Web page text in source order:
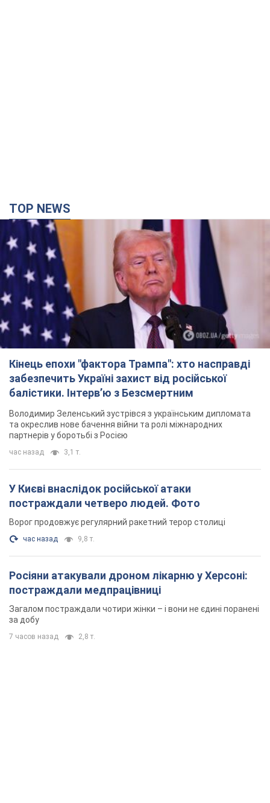
TOP NEWS
Кінець епохи "фактора Трампа": хто насправді
забезпечить Україні захист від російської
балістики. Інтерв’ю з Безсмертним
Володимир Зеленський зустрівся з українським дипломата
та окреслив нове бачення війни та ролі міжнародних
партнерів у боротьбі з Росією
час назад 3,1 т.
У Києві внаслідок російської атаки
постраждали четверо людей. Фото
Ворог продовжує регулярний ракетний терор столиці
час назад 9,8 т.
Росіяни атакували дроном лікарню у Херсоні:
постраждали медпрацівниці
Загалом постраждали чотири жінки – і вони не єдині поранені
за добу
7 часов назад 2,8 т.